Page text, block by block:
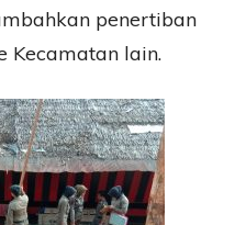
penertiban
Kecamatan lain.